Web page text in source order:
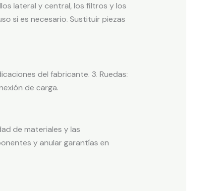
lateral y central, los filtros y los
si es necesario. Sustituir piezas
del fabricante. 3. Ruedas:
de carga.
de materiales y las
y anular garantías en